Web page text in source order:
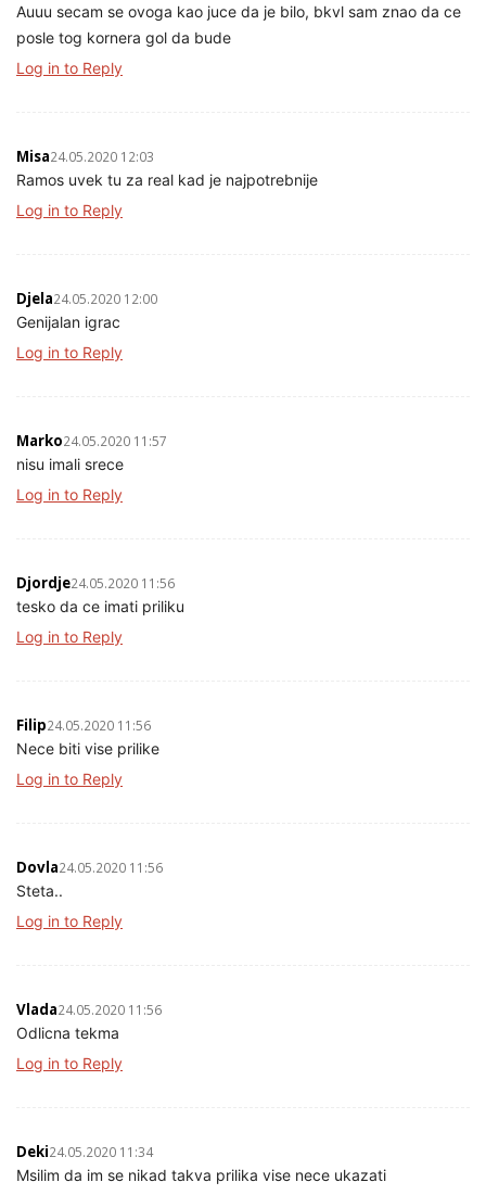
Auuu secam se ovoga kao juce da je bilo, bkvl sam znao da ce
posle tog kornera gol da bude
Log in to Reply
Misa24.05.2020 12:03
Ramos uvek tu za real kad je najpotrebnije
Log in to Reply
Djela24.05.2020 12:00
Genijalan igrac
Log in to Reply
Marko24.05.2020 11:57
nisu imali srece
Log in to Reply
Djordje24.05.2020 11:56
tesko da ce imati priliku
Log in to Reply
Filip24.05.2020 11:56
Nece biti vise prilike
Log in to Reply
Dovla24.05.2020 11:56
Steta..
Log in to Reply
Vlada24.05.2020 11:56
Odlicna tekma
Log in to Reply
Deki24.05.2020 11:34
Msilim da im se nikad takva prilika vise nece ukazati